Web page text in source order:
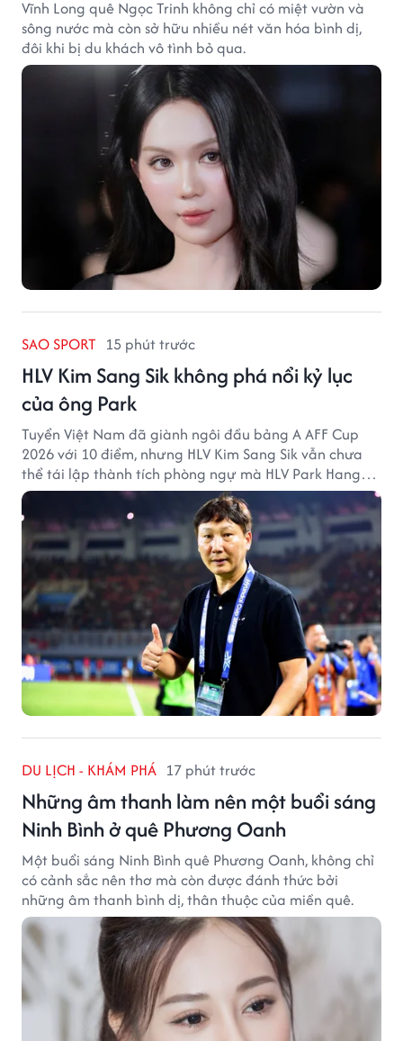
Vĩnh Long quê Ngọc Trinh không chỉ có miệt vườn và
sông nước mà còn sở hữu nhiều nét văn hóa bình dị,
đôi khi bị du khách vô tình bỏ qua.
SAO SPORT 15 phút trước
HLV Kim Sang Sik không phá nổi kỷ lục
của ông Park
Tuyển Việt Nam đã giành ngôi đầu bảng A AFF Cup
2026 với 10 điểm, nhưng HLV Kim Sang Sik vẫn chưa
thể tái lập thành tích phòng ngự mà HLV Park Hang
Seo từng tạo ra.
DU LỊCH - KHÁM PHÁ 17 phút trước
Những âm thanh làm nên một buổi sáng
Ninh Bình ở quê Phương Oanh
Một buổi sáng Ninh Bình quê Phương Oanh, không chỉ
có cảnh sắc nên thơ mà còn được đánh thức bởi
những âm thanh bình dị, thân thuộc của miền quê.